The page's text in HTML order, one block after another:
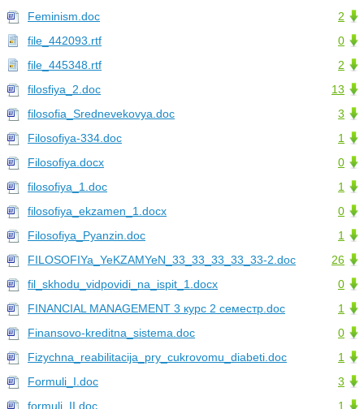
2
Feminism.doc
0
file_442093.rtf
2
file_445348.rtf
13
filosfiya_2.doc
3
filosofia_Srednevekovya.doc
1
Filosofiya-334.doc
0
Filosofiya.docx
1
filosofiya_1.doc
0
filosofiya_ekzamen_1.docx
1
Filosofiya_Pyanzin.doc
26
FILOSOFIYa_YeKZAMYeN_33_33_33_33_33-2.doc
0
fil_skhodu_vidpovidi_na_ispit_1.docx
1
FINANCIAL MANAGEMENT 3 курс 2 семестр.doc
0
Finansovo-kreditna_sistema.doc
1
Fizychna_reabilitacija_pry_cukrovomu_diabeti.doc
3
Formuli_I.doc
1
formuli_II.doc